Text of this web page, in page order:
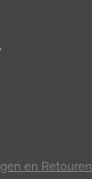
en Retouren